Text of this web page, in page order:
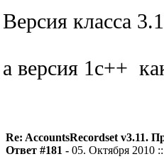
Версия класса
а версия 1с++
Re: AccountsRecordset v3.11.
Ответ #181 - 05. Октября 2010